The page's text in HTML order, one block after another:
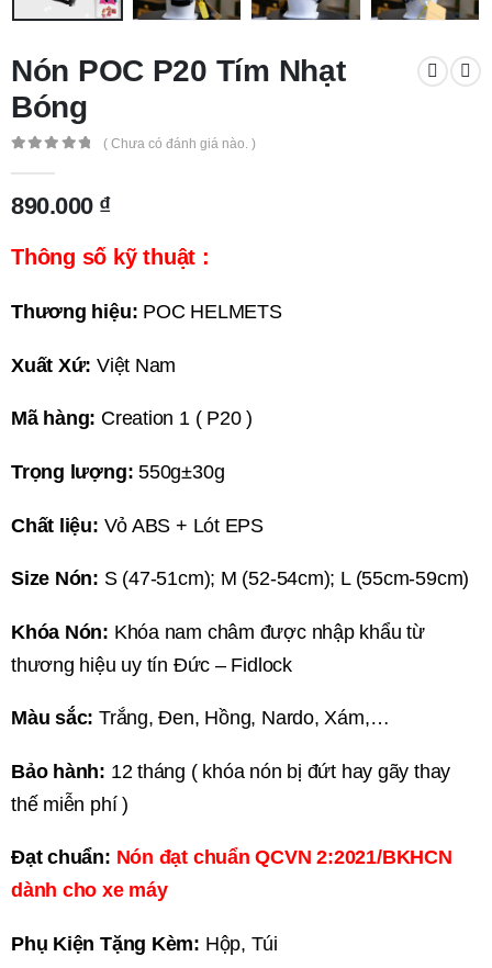
Nón POC P20 Tím Nhạt
Bóng
( Chưa có đánh giá nào. )
890.000 ₫
Thông số kỹ thuật :
Thương hiệu: POC HELMETS
Xuất Xứ: Việt Nam
Mã hàng: Creation 1 ( P20 )
Trọng lượng: 550g±30g
Chất liệu: Vỏ ABS + Lót EPS
Size Nón: S (47-51cm); M (52-54cm); L (55cm-59cm)
Khóa Nón: Khóa nam châm được nhập khẩu từ
thương hiệu uy tín Đức – Fidlock
Màu sắc: Trắng, Đen, Hồng, Nardo, Xám,…
Bảo hành: 12 tháng ( khóa nón bị đứt hay gãy thay
thế miễn phí )
Đạt chuẩn: Nón đạt chuẩn QCVN 2:2021/BKHCN
dành cho xe máy
Phụ Kiện Tặng Kèm: Hộp, Túi